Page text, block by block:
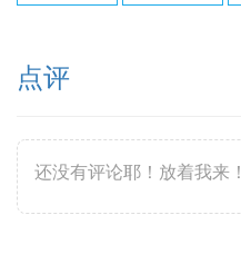
点评
还没有评论耶！放着我来！